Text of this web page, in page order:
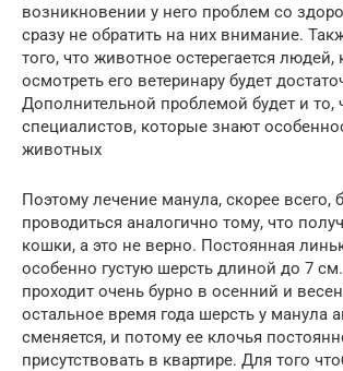
возникновении у него проблем со
сразу не обратить на них внимание.
того, что животное остерегается людей,
осмотреть его ветеринару будет
Дополнительной проблемой будет и то,
специалистов, которые знают
животных
Поэтому лечение манула, скорее всего,
проводиться аналогично тому, что
кошки, а это не верно. Постоянная
особенно густую шерсть длиной до 7
проходит очень бурно в осенний и
остальное время года шерсть у манула
сменяется, и потому ее клочья
присутствовать в квартире. Для того